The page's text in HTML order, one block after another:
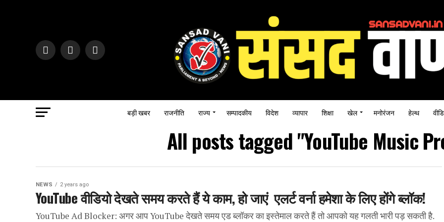
बड़ी खबर राजनीति राज्य सम्पादकीय विदेश व्यापार शिक्षा खेल मनोरंजन हेल्थ
All posts tagged "YouTube Music
NEWS 2 years ago
YouTube वीडियो देखते समय करते हैं ये काम, हो जाएं एलर्ट वर्ना हमेशा के लिए होंगे ब्लॉक!
YouTube Ad Blocker: अगर आप YouTube देखते समय एड ब्लॉकर का इस्तेमाल करते हैं तो आपको यह गलती भारी पड़ सकती है.